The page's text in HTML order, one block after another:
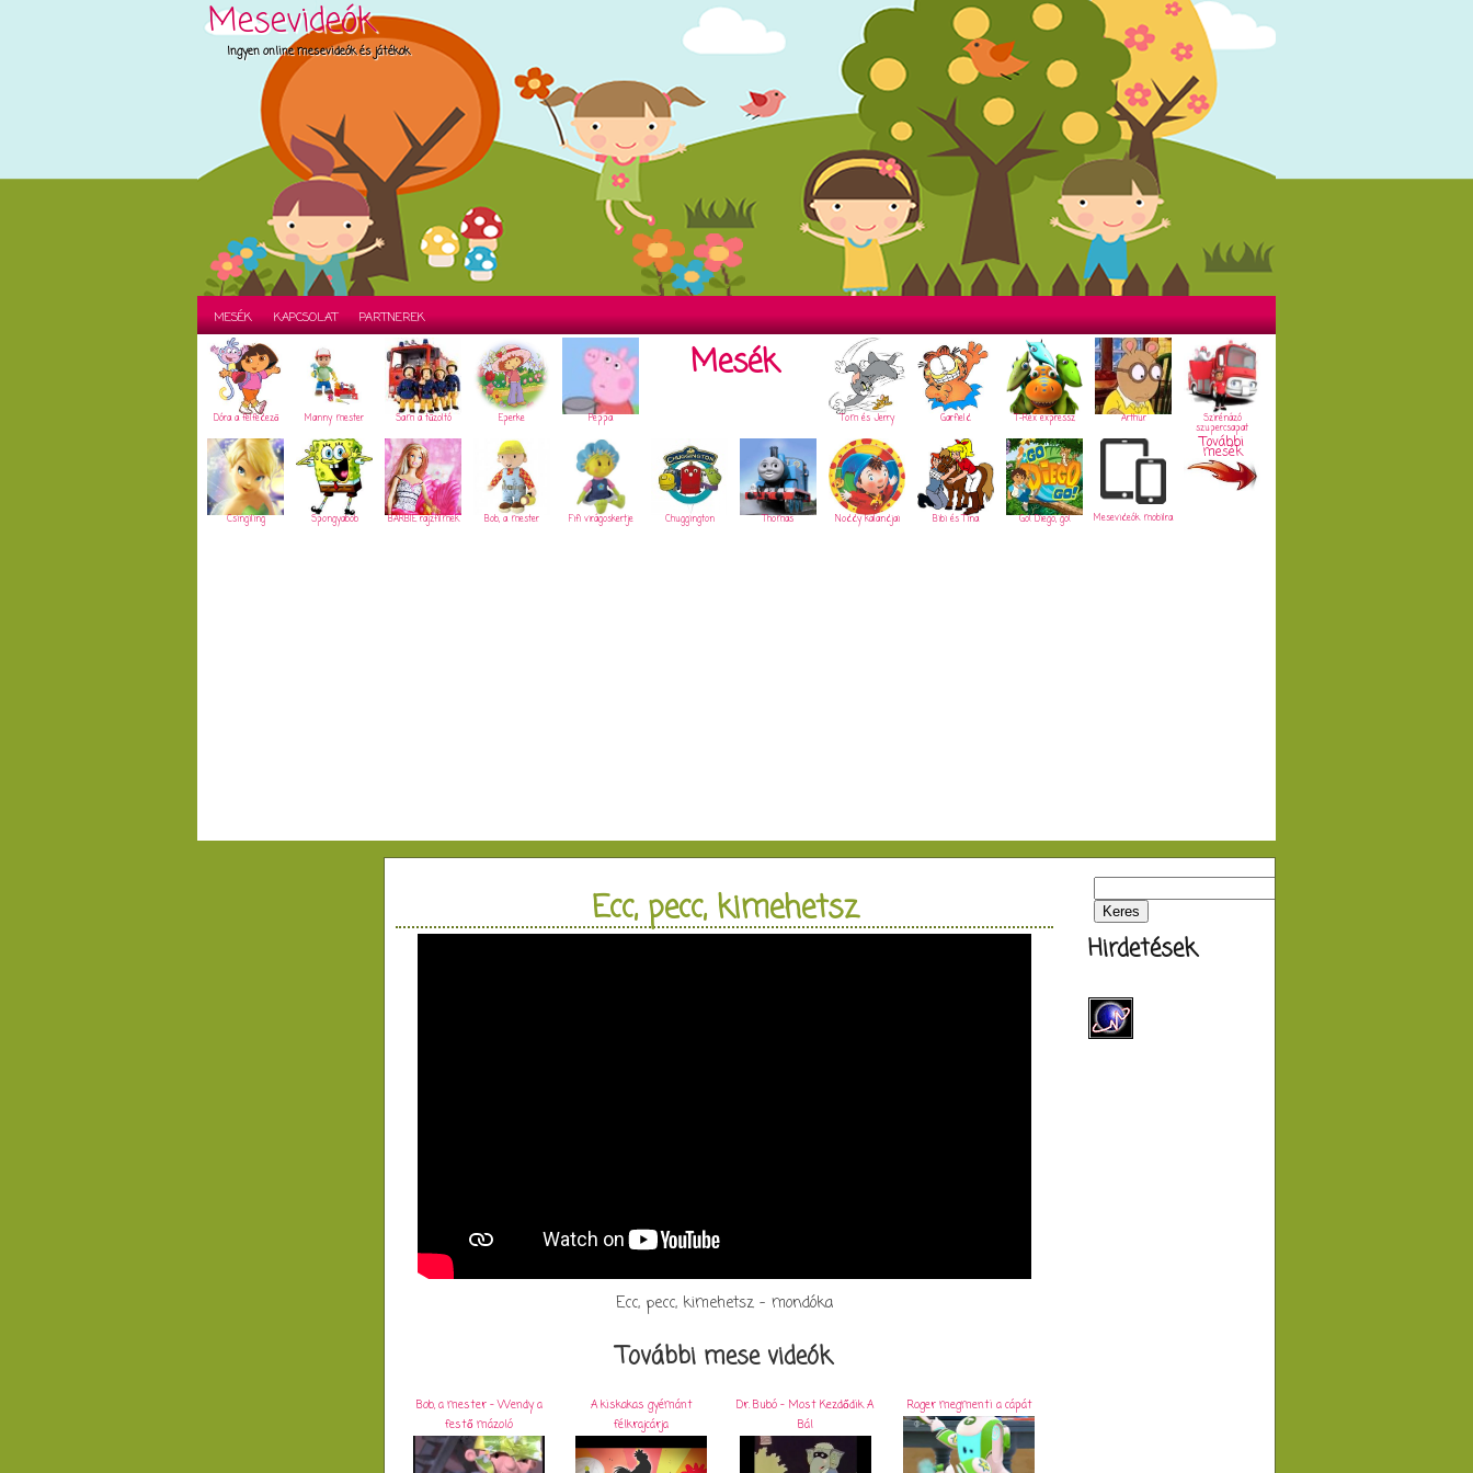
Mesevideók
Ingyen online mesevideók és játékok
MESÉK KAPCSOLAT PARTNEREK
Dóra a felfedező Manny mester Sam a tűzoltó Eperke Peppa
Mesék
Tom és Jerry Garfield T-Rex expressz Arthur Szirénázó
szupercsapat
Csingiling Spongyabob BARBIE rajzfilmek Bob, a mester Fifi virágoskertje Chuggington Thomas Noddy kalandjai Bibi és Tina Go! Diego, go! Mesevideók mobilra
További
mesék
Ecc, pecc, kimehetsz
Ecc, pecc, kimehetsz - mondóka
További mese videók
Bob, a mester - Wendy a
festő mázoló
A kiskakas gyémánt
félkrajcárja
Dr. Bubó - Most Kezdődik A
Bál
Roger megmenti a cápát
Hirdetések